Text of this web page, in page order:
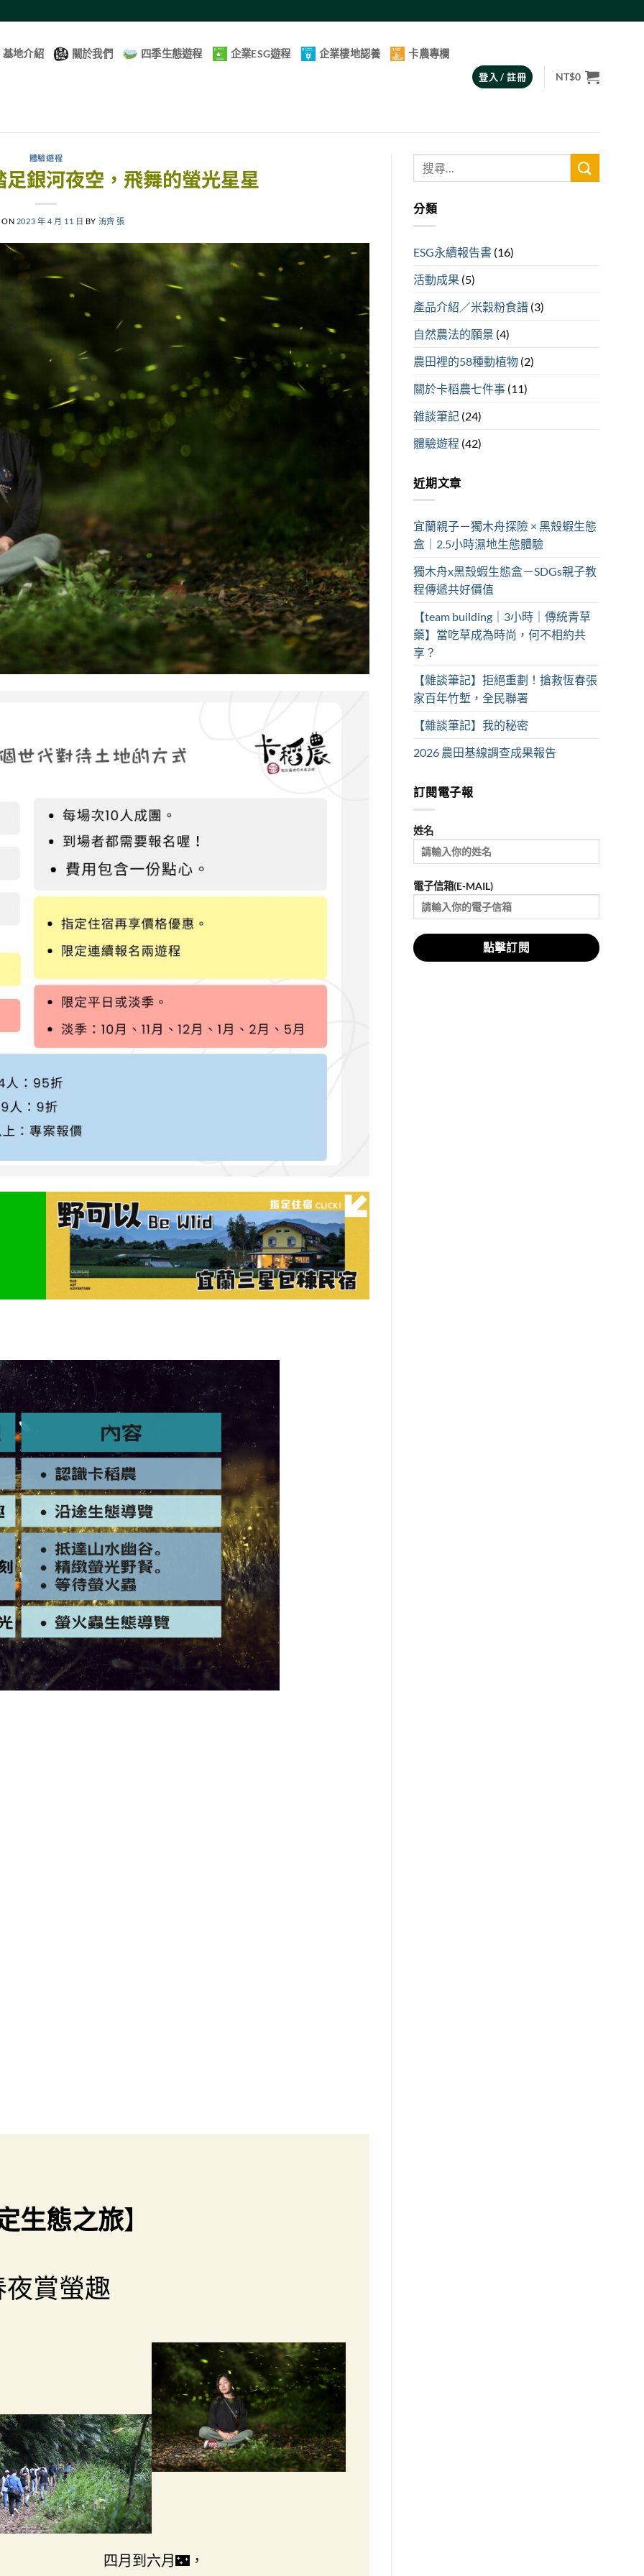
基地介紹 關於我們 四季生態遊程 企業ESG遊程 企業棲地認養 卡農專欄
登入 / 註冊 NT$0
體驗遊程
銀河夜空，飛舞的螢光星星
ON 2023 年 4 月 11 日 BY 洧齊 張
生態之旅】
夜賞螢趣
四月到六月🌃，
分類
ESG永續報告書 (16)
活動成果 (5)
產品介紹／米穀粉食譜 (3)
自然農法的願景 (4)
農田裡的58種動植物 (2)
關於卡稻農七件事 (11)
雜談筆記 (24)
體驗遊程 (42)
近期文章
宜蘭親子－獨木舟探險 × 黑殼蝦生態
盒｜2.5小時濕地生態體驗
獨木舟x黑殼蝦生態盒－SDGs親子教
程傳遞共好價值
【team building｜3小時｜傳統青草
藥】當吃草成為時尚，何不相約共
享？
【雜談筆記】拒絕重劃！搶救恆春張
家百年竹塹，全民聯署
【雜談筆記】我的秘密
2026 農田基線調查成果報告
訂閱電子報
姓名
電子信箱(E-MAIL)